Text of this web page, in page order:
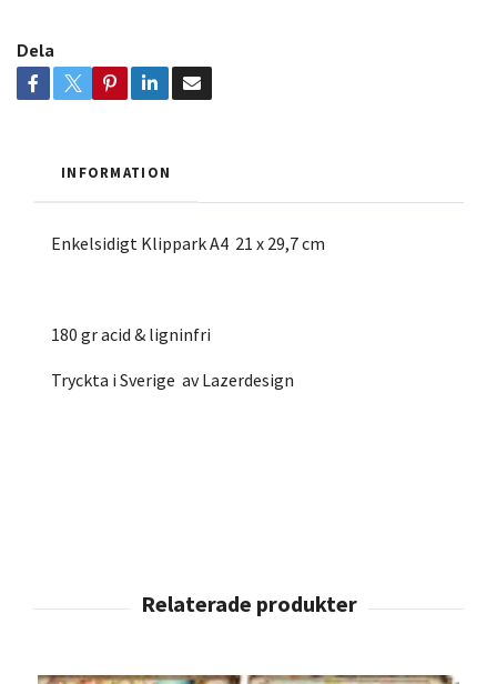
Dela
INFORMATION
Enkelsidigt Klippark A4 21 x 29,7 cm
180 gr acid & ligninfri
Tryckta i Sverige av Lazerdesign